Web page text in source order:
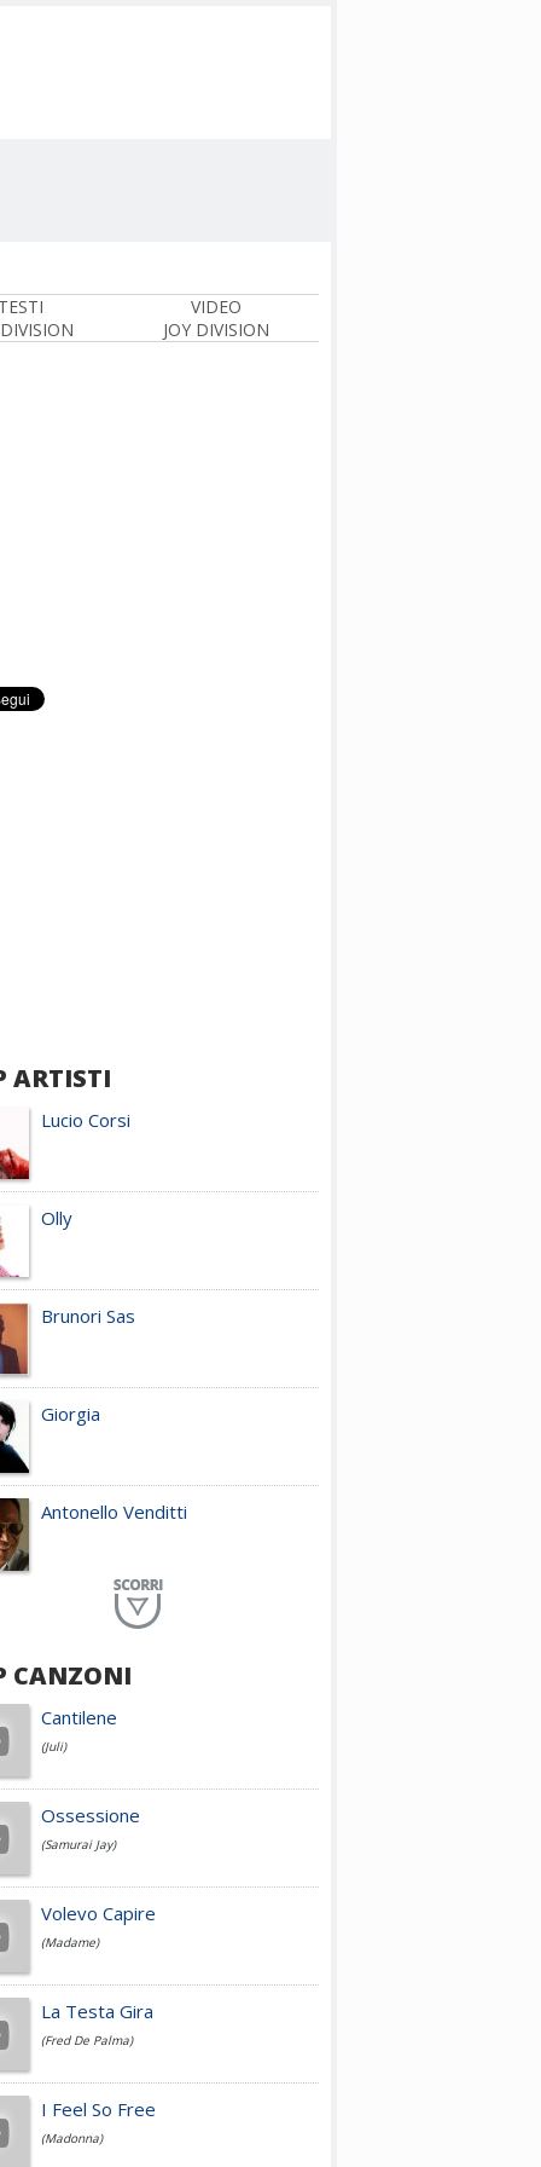
VIDEO
JOY DIVISION
ARTISTI
Lucio Corsi
Olly
Brunori Sas
Giorgia
Antonello Venditti
Planet Funk
Achille Lauro
Cesare Cremonini
Jovanotti
Fedez
Simone Cristicchi
CANZONI
Cantilene
(Juli)
Ossessione
(Samurai Jay)
Volevo Capire
(Madame)
La Testa Gira
(Fred De Palma)
I Feel So Free
(Madonna)